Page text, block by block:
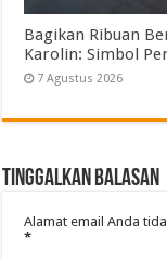
Bagikan Ribuan
Karolin: Simbol
7 Agustus 2026
Tinggalkan Balasan
Alamat email Anda
*